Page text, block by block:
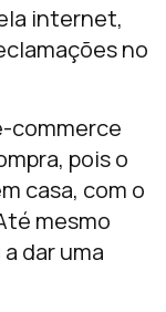
internet,
no
commerce
pois o
casa, com o
mesmo
dar uma